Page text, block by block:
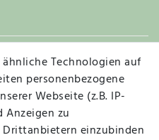
Technologien auf
personenbezogene
Webseite (z.B. IP-
Anzeigen zu
einzubinden